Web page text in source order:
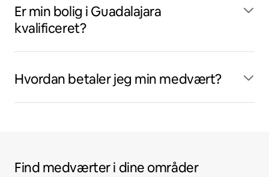
Er min bolig i Guadalajara
kvalificeret?
Hvordan betaler jeg min medvært?
Find medværter i dine områder